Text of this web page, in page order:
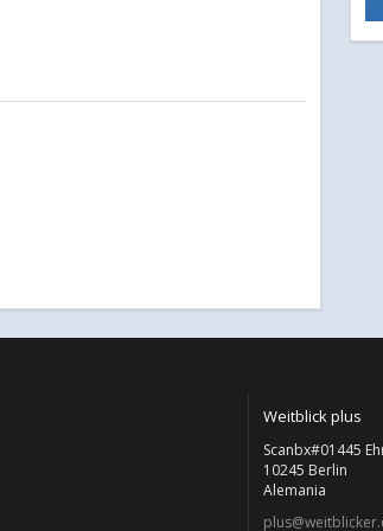
Weitblick plus
Scanbx#01445
10245 Berlin
Alemania